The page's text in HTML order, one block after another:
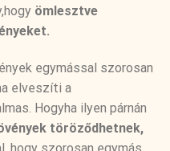
ömlesztve
egymással szorosan
elveszíti a
Hogyha ilyen párnán
töröződhetnek,